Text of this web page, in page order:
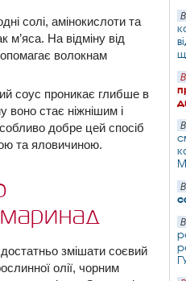
солі, амінокислоти та
м’яса. На відміну від
волокнам
соус проникає глибше в
воно стає ніжнішим і
добре цей спосіб
та яловичиною.
змішати соєвий
олії, чорним